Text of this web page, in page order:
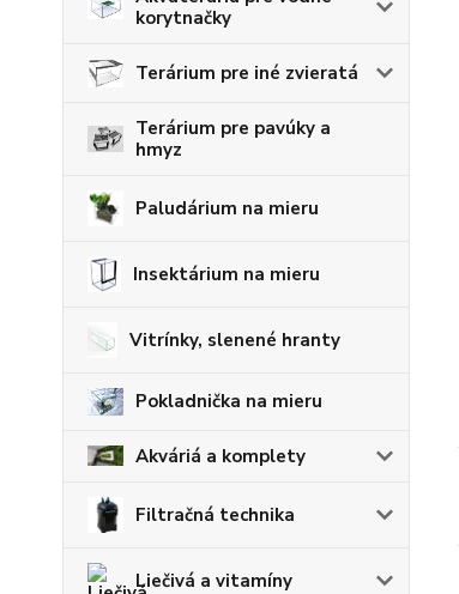
korytnačky
Terárium pre iné zvieratá
Terárium pre pavúky a
hmyz
Paludárium na mieru
Insektárium na mieru
Vitrínky, slenené hranty
Pokladnička na mieru
Akváriá a komplety
Filtračná technika
Liečivá a vitamíny